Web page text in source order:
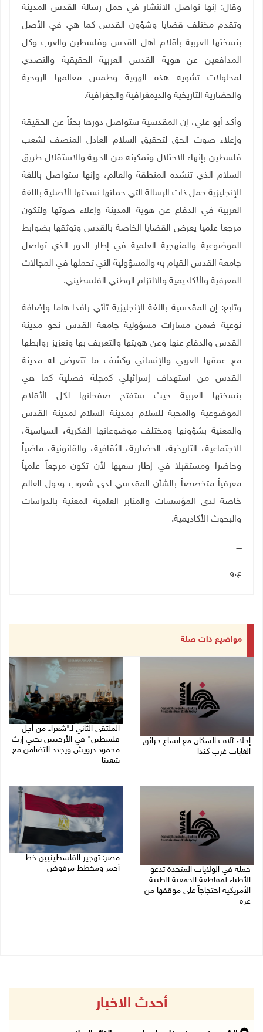
وقال: إنها تواصل الانتشار في حمل رسالة القدس المدينة
وتقدم مختلف قضايا وشؤون القدس كما هي في الأصل
بنسختها العربية بأقلام أهل القدس وفلسطين والعرب وكل
المدافعين عن هوية القدس العربية الحقيقية والتصدي
لمحاولات تشويه هذه الهوية وطمس معالمها الروحية
والحضارية التاريخية والديمغرافية والجغرافية.
وأكد أبو علي، إن المقدسية ستواصل دورها بحثاً عن الحقيقة
وإعلاء صوت الحق لتحقيق السلام العادل المنصف لشعب
فلسطين بإنهاء الاحتلال وتمكينه من الحرية والاستقلال طريق
السلام الذي تنشده المنطقة والعالم، وإنها ستواصل باللغة
الإنجليزية حمل ذات الرسالة التي حملتها نسختها الأصلية باللغة
العربية في الدفاع عن هوية المدينة وإعلاء صوتها ولتكون
مرجعا علميا يعرض القضايا الخاصة بالقدس وتوثقها بضوابط
الموضوعية والمنهجية العلمية في إطار الدور الذي تواصل
جامعة القدس القيام به والمسؤولية التي تحملها في المجالات
المعرفية والأكاديمية والالتزام الوطني الفلسطيني.
وتابع: إن المقدسية باللغة الإنجليزية تأتي رافدا هاما وإضافة
نوعية ضمن مسارات مسؤولية جامعة القدس نحو مدينة
القدس والدفاع عنها وعن هويتها والتعريف بها وتعزيز روابطها
مع عمقها العربي والإنساني وكشف ما تتعرض له مدينة
القدس من استهداف إسرائيلي كمجلة فصلية كما هي
بنسختها العربية حيث ستفتح صفحاتها لكل الأقلام
الموضوعية والمحبة للسلام بمدينة السلام لمدينة القدس
والمعنية بشؤونها ومختلف موضوعاتها الفكرية، السياسية،
الاجتماعية، التاريخية، الحضارية، الثقافية، والقانونية، ماضياً
وحاضرا ومستقبلا في إطار سعيها لأن تكون مرجعاً علمياً
معرفياً متخصصاً بالشأن المقدسي لدى شعوب ودول العالم
خاصة لدى المؤسسات والمنابر العلمية المعنية بالدراسات
والبحوث الأكاديمية.
ــــ
ع.و
مواضيع ذات صلة
إجلاء آلاف السكان مع اتساع حرائق
الغابات غرب كندا
الملتقى الثاني لـ"شعراء من أجل
فلسطين" في الأرجنتين يحيي إرث
محمود درويش ويجدد التضامن مع
شعبنا
حملة في الولايات المتحدة تدعو
الأطباء لمقاطعة الجمعية الطبية
الأمريكية احتجاجاً على موقفها من
غزة
مصر: تهجير الفلسطينيين خط
أحمر ومخطط مرفوض
أحدث الاخبار